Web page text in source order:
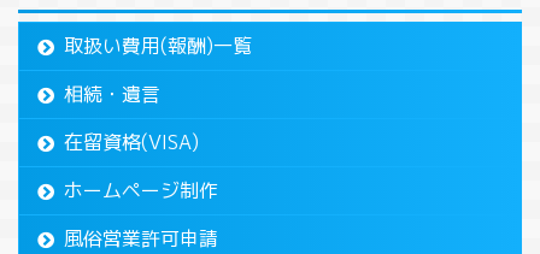
取扱い費用(報酬)一覧
相続・遺言
在留資格(VISA)
ホームページ制作
風俗営業許可申請